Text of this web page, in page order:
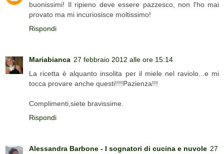
buonissimi! Il ripieno deve essere pazzesco, non l'ho mai
provato ma mi incuriosisce moltissimo!
Rispondi
Mariabianca 27 febbraio 2012 alle ore 15:14
La ricetta è alquanto insolita per il miele nel raviolo...e mi
tocca provare anche questi!!!!Pazienza!!!
Complimenti,siete bravissime.
Rispondi
Alessandra Barbone - I sognatori di cucina e nuvole 27